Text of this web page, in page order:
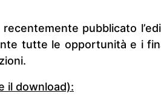
pubblicato
tutte le opportunità e i
il download):